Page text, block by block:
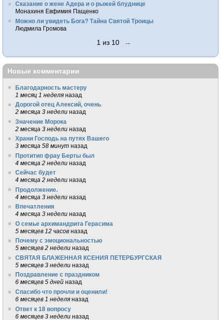
Сказание о жене Адера и о рыжей блуднице
Монахиня Евфимия Пащенко
Можно ли увидеть Бога? Тайна Святой Троицы
Людмила Громова
1 из 10 →
Новые комментарии
Благодарность мастеру
1 месяц 1 неделя назад
Дорогой отец Алексий, очень
2 месяца 3 недели назад
Значение Морока
2 месяца 3 недели назад
Храни Господь на путях Вашего
3 месяца 58 минут назад
Протитип фрау Берты был
4 месяца 2 недели назад
Сейчас будет
4 месяца 2 недели назад
Продолжение.
4 месяца 3 недели назад
Впечатления
4 месяца 3 недели назад
О семье архимандрита Герасима
5 месяцев 12 часов назад
Почему с эмоциональностью
5 месяцев 2 недели назад
СВЯТАЯ БЛАЖЕННАЯ КСЕНИЯ ПЕТЕРБУРГСКАЯ
5 месяцев 3 недели назад
Поздравление с праздником
6 месяцев 5 дней назад
Спасибо что прочли и оценили!
6 месяцев 1 неделя назад
Ответ к 18 вопросу
6 месяцев 3 недели назад